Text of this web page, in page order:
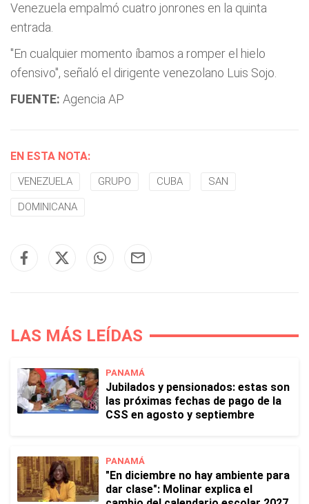
Venezuela empalmó cuatro jonrones en la quinta
entrada.
"En cualquier momento íbamos a romper el hielo
ofensivo", señaló el dirigente venezolano Luis Sojo.
FUENTE: Agencia AP
EN ESTA NOTA:
VENEZUELA GRUPO CUBA SAN
DOMINICANA
LAS MÁS LEÍDAS
PANAMÁ
Jubilados y pensionados: estas son
las próximas fechas de pago de la
CSS en agosto y septiembre
PANAMÁ
"En diciembre no hay ambiente para
dar clase": Molinar explica el